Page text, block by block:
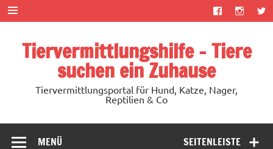
Zum
Inhalt
springen
Tiervermittlungshilfe – Tiere
suchen ein Zuhause
Tiervermittlungsportal für Hund, Katze, Nager,
Reptilien & Co
SEITENLEISTE
MENÜ